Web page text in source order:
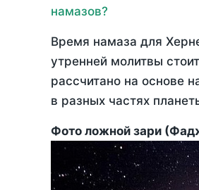
намазов?
Время намаза для
утренней молитвы
рассчитано на основе
в разных частях
Фото ложной зари